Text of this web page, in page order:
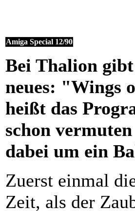
Amiga Special 12/90
Bei Thalion
neues: "Wings
heißt das
schon
dabei um ein
Zuerst einmal
Zeit, als der